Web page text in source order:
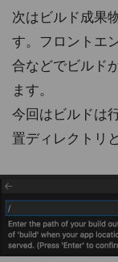
次はビルド成果
す。フロントエ
合などでビルド
ます。
今回はビルドは
置ディレクトリ